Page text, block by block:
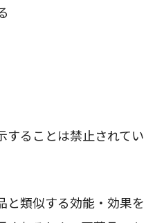
することは禁止されてい
と類似する効能・効果を